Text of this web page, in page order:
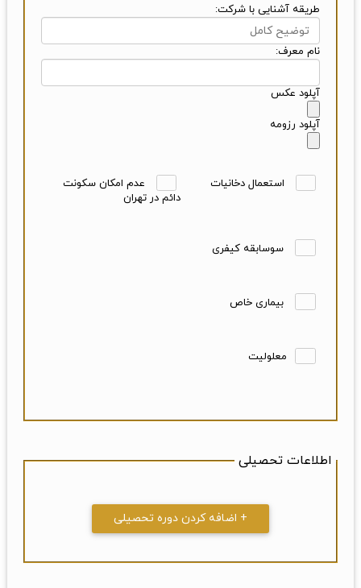
طریقه آشنایی با شرکت:
نام معرف:
آپلود عکس
آپلود رزومه
استعمال دخانیات
عدم امکان سکونت
دائم در تهران
سوسابقه کیفری
بیماری خاص
معلولیت
اطلاعات تحصیلی
+ اضافه کردن دوره تحصیلی